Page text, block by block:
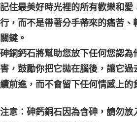
記住最美好時光裡的所有歡樂和愛
行，而不是帶著分手帶來的痛苦、
關鍵。
砷銅鈣石將幫助您放下任何您認為
害，鼓勵你把它拋在腦後，讓它過
續前進，而不會留下任何情感上的
注意：砷鈣銅石因為含砷，請勿放